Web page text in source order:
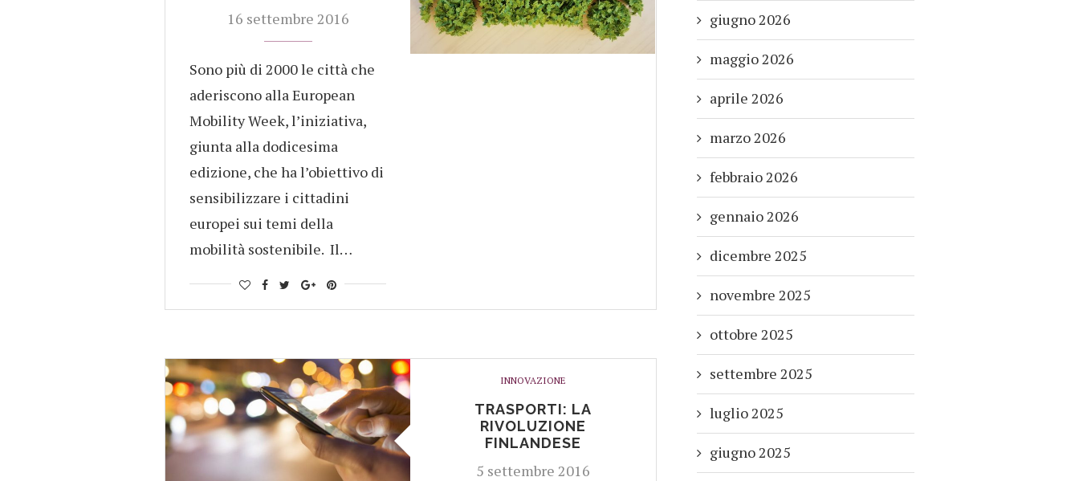
16 settembre 2016
Sono più di 2000 le città che
aderiscono alla European
Mobility Week, l’iniziativa,
giunta alla dodicesima
edizione, che ha l’obiettivo di
sensibilizzare i cittadini
europei sui temi della
mobilità sostenibile. Il…
INNOVAZIONE
TRASPORTI: LA
RIVOLUZIONE
FINLANDESE
5 settembre 2016
giugno 2026
maggio 2026
aprile 2026
marzo 2026
febbraio 2026
gennaio 2026
dicembre 2025
novembre 2025
ottobre 2025
settembre 2025
luglio 2025
giugno 2025